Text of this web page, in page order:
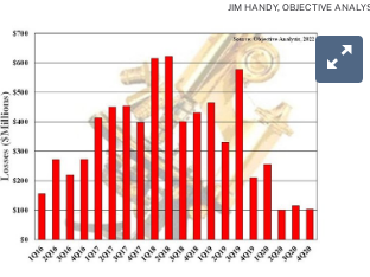
JIM HANDY, OBJECTIVE